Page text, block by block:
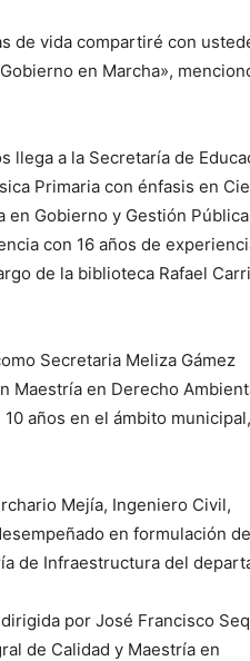
de vida compartiré con
en Marcha»,
llega a la Secretaría de
Primaria con énfasis en
en Gobierno y Gestión
con 16 años de
de la biblioteca Rafael
Secretaria Meliza Gámez
Maestría en Derecho
años en el ámbito municipal,
Mejía, Ingeniero Civil,
en formulación de
de Infraestructura del
por José Francisco
de Calidad y Maestría en